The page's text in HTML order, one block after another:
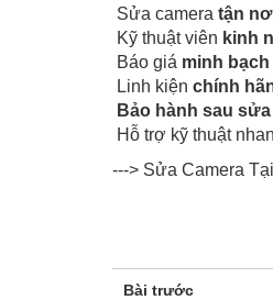
Sửa camera tận
Kỹ thuật viên kinh
Báo giá minh
Linh kiện chính
Bảo hành sau
Hỗ trợ kỹ thuật
---> Sửa Camera
Bài trước